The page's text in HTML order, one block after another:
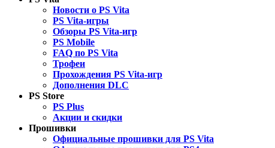
Новости о PS Vita
PS Vita-игры
Обзоры PS Vita-игр
PS Mobile
FAQ по PS Vita
Трофеи
Прохождения PS Vita-игр
Дополнения DLC
PS Store
PS Plus
Акции и скидки
Прошивки
Официальные прошивки для PS Vita